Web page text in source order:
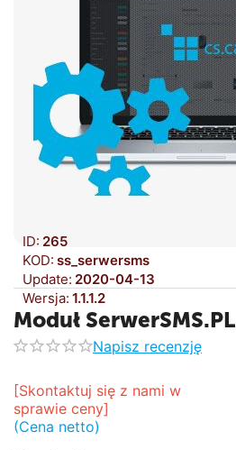
ID: 265
KOD: ss_serwersms
Update: 2020-04-13
Wersja: 1.1.1.2
Moduł SerwerSMS.PL
Napisz recenzję
[Skontaktuj się z nami w
sprawie ceny]
(Cena netto)